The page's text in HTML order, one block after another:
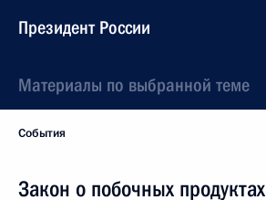
Президент России
Материалы по выбранной теме
События
Закон о побочных продуктах